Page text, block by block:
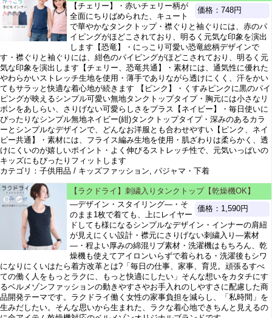
価格：748円
【チェリー】・赤いチェリー柄が
全面にちりばめられた、キュート
で華やかなタンクトップ・襟ぐりと袖ぐりには、赤のパ
イピングがほどこされており、明るく元気な印象を演出
します【恐竜】・にっこり可愛い恐竜総柄デザインで
す・襟ぐりと袖ぐりには、紺色のパイピングがほどこされており、明るく元
気な印象を演出します【チェリー、恐竜共通】・素材には、通気性に優れた
やわらかいストレッチ生地を使用・薄手でありながら透けにくく、汗をかい
てもサラッと快適な着心地が続きます 【ピンク】・くすみピンクに黒のパイ
ピングが映えるシンプル可愛い無地タンクトップタイプ・胸元には小さなリ
ボンをあしらい、さりげない可愛らしさをプラス【ネイビー】・毎日使いに
ぴったりなシンプル無地ネイビー(紺)タンクトップタイプ・深みのあるカラ
ーとシンプルなデザインで、どんなお洋服とも合わせやすい【ピンク、ネイ
ビー共通】・素材には、フライス編み生地を使用・肌ざわりは柔らかく、透
けにくいのが嬉しいポイント・よく伸びるストレッチ性で、元気いっぱいの
キッズにもぴったりフィットします
カテゴリ：子供用品 / キッズファッション, パジャマ・下着
【ラクドライ】刺繍入りタンクトップ【乾燥機OK】
価格：1,590円
―デザイン・スタイリング―・そ
のまま1枚で着ても、上にレイヤー
ドしても様になるシンプルなデザイン・インナーの肩紐
が見えにくい設計・襟元にさりげない刺繍入り―素材
―・程よい厚みの綿混リブ素材・洗濯機はもちろん、乾
燥機も使えてアイロンいらずで着られる・洗濯後もシワ
になりにくいはたら着方改革とは?「毎日の仕事、家事、育児。頑張るすべ
ての働く人をもっとラクに、もっと快適にしたい」そんな想いをカタチにす
るベルメゾンファッションの動きやすさやお手入れのしやすさに配慮した商
品開発テーマです。ラクドライ働く女性の家事負担を減らし、「私時間」を
生みだしたい。そんな思いから生まれた、ラクな着心地できちんと見えるの